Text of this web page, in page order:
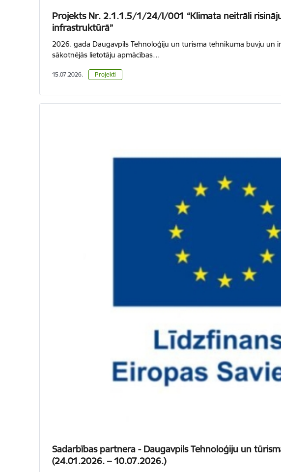
Projekts Nr. 2.1.1.5/1/24/I/001 “Klimata neitrāli
infrastruktūrā”
2026. gadā Daugavpils Tehnoloģiju un tūrisma tehnikuma būvju
sākotnējās lietotāju apmācības…
15.07.2026. Projekti
Sadarbības partnera - Daugavpils Tehnoloģiju un
(24.01.2026. – 10.07.2026.)